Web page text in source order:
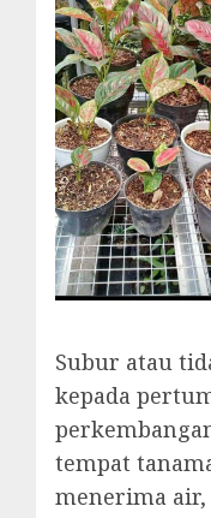
Subur atau
kepada
tempat
menerima